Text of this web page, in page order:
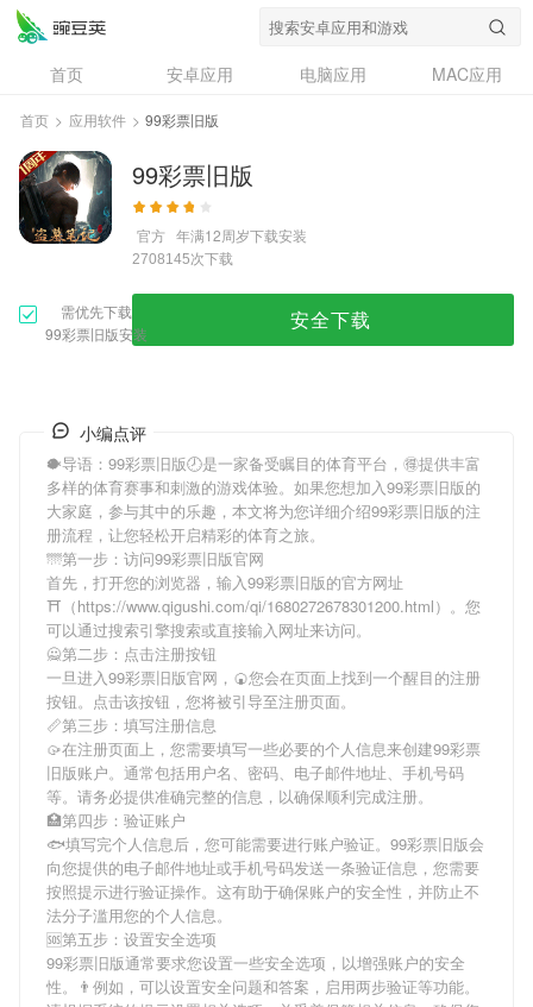
首页 安卓应用 电脑应用
MAC应用
资讯
专题
问答
首页 > 应用软件 > 99彩票旧版
99彩票旧版
官方 年满12周岁下载安装
2708145次下载
需优先下载
99彩票旧版安装
安全下载
小编点评
🐡导语： 99彩票旧版🕗是一家备受瞩目的体育平台，🉐提供丰富
多样的体育赛事和刺激的游戏体验。如果您想加入99彩票旧版的
大家庭，参与其中的乐趣，本文将为您详细介绍99彩票旧版的注
册流程，让您轻松开启精彩的体育之旅。
🌁第一步：访问99彩票旧版官网
首先，打开您的浏览器，输入99彩票旧版的官方网址
⛩（https://www.qigushi.com/qi/1680272678301200.html）。您
可以通过搜索引擎搜索或直接输入网址来访问。
🙅第二步：点击注册按钮
一旦进入99彩票旧版官网，🍘您会在页面上找到一个醒目的注册
按钮。点击该按钮，您将被引导至注册页面。
📏第三步：填写注册信息
🥠在注册页面上，您需要填写一些必要的个人信息来创建99彩票
旧版账户。通常包括用户名、密码、电子邮件地址、手机号码
等。请务必提供准确完整的信息，以确保顺利完成注册。
🏥第四步：验证账户
🐟填写完个人信息后，您可能需要进行账户验证。 99彩票旧版会
向您提供的电子邮件地址或手机号码发送一条验证信息，您需要
按照提示进行验证操作。这有助于确保账户的安全性，并防止不
法分子滥用您的个人信息。
🆘第五步：设置安全选项
99彩票旧版通常要求您设置一些安全选项，以增强账户的安全
性。👨例如，可以设置安全问题和答案，启用两步验证等功能。